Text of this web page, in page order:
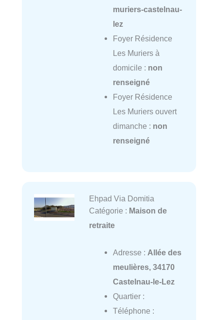
muriers-castelnau-
lez
Foyer Résidence
Les Muriers à
domicile : non
renseigné
Foyer Résidence
Les Muriers ouvert
dimanche : non
renseigné
Ehpad Via Domitia
Catégorie : Maison de
retraite
Adresse : Allée des
meulières, 34170
Castelnau-le-Lez
Quartier :
Téléphone :